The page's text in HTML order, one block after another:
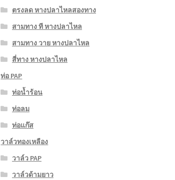
ตรงลด หางปลาไหลสองทาง
สามทาง ที หางปลาไหล
สามทาง วาย หางปลาไหล
สี่ทาง หางปลาไหล
ท่อ PAP
ท่อน้ำร้อน
ท่อลม
ท่อแก๊ส
วาล์วทองเหลือง
วาล์ว PAP
วาล์วด้ามยาว